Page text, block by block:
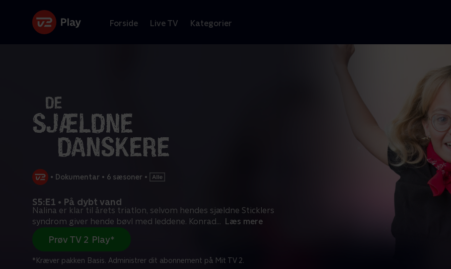
Forside Live TV Kategorier
• Dokumentar • 6 sæsoner •
S5:E1 • På dybt vand
Nalina er klar til årets triatlon, selvom hendes sjældne Sticklers
syndrom giver hende bøvl med leddene. Konrad... Læs mere
Prøv TV 2 Play*
*Kræver pakken Basis. Administrer dit abonnement på Mit TV 2.